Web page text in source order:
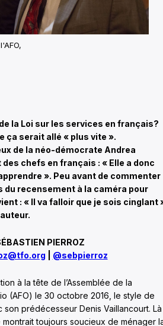
la Loi sur les services en français?
ça serait allé « plus vite ».
de la néo-démocrate Andrea
chefs en français : « Elle a donc
». Peu avant de commenter
recensement à la caméra pour
: « Il va falloir que je sois cinglant
PIERROZ
@sebpierroz
à la tête de l’Assemblée de la
(AFO) le 30 octobre 2016, le style de
prédécesseur Denis Vaillancourt. Là
montrait toujours soucieux de ménager